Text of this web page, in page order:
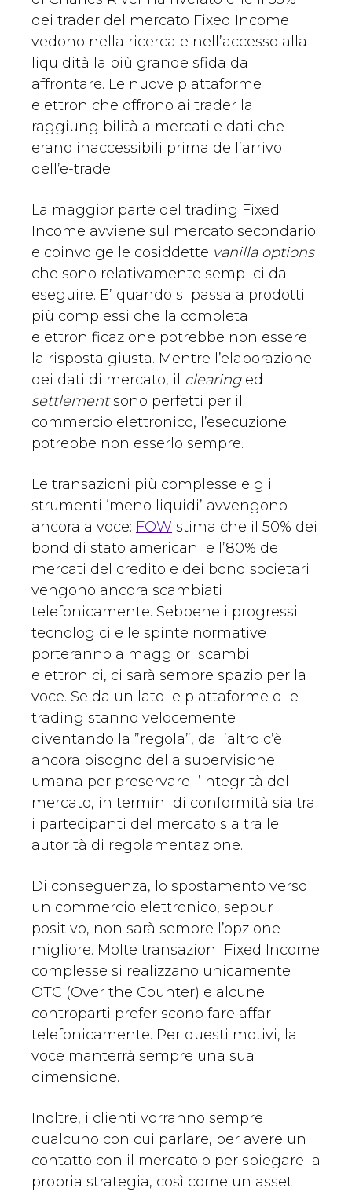
dei trader del mercato Fixed Income
vedono nella ricerca e nell’accesso alla
liquidità la più grande sfida da
affrontare. Le nuove piattaforme
elettroniche offrono ai trader la
raggiungibilità a mercati e dati che
erano inaccessibili prima dell’arrivo
dell’e-trade.
La maggior parte del trading Fixed
Income avviene sul mercato secondario
e coinvolge le cosiddette vanilla options
che sono relativamente semplici da
eseguire. E’ quando si passa a prodotti
più complessi che la completa
elettronificazione potrebbe non essere
la risposta giusta. Mentre l’elaborazione
dei dati di mercato, il clearinged il
settlementsono perfetti per il
commercio elettronico, l’esecuzione
potrebbe non esserlo sempre.
Le transazioni più complesse e gli
strumenti ‘meno liquidi’ avvengono
ancora a voce: FOW stima che il 50% dei
bond di stato americani e l’80% dei
mercati del credito e dei bond societari
vengono ancora scambiati
telefonicamente. Sebbene i progressi
tecnologici e le spinte normative
porteranno a maggiori scambi
elettronici, ci sarà sempre spazio per la
voce. Se da un lato le piattaforme di e-
trading stanno velocemente
diventando la ”regola”, dall’altro c’è
ancora bisogno della supervisione
umana per preservare l’integrità del
mercato, in termini di conformità sia tra
i partecipanti del mercato sia tra le
autorità di regolamentazione.
Di conseguenza, lo spostamento verso
un commercio elettronico, seppur
positivo, non sarà sempre l’opzione
migliore. Molte transazioni Fixed Income
complesse si realizzano unicamente
OTC (Over the Counter) e alcune
controparti preferiscono fare affari
telefonicamente. Per questi motivi, la
voce manterrà sempre una sua
dimensione.
Inoltre, i clienti vorranno sempre
qualcuno con cui parlare, per avere un
contatto con il mercato o per spiegare la
propria strategia, così come un asset